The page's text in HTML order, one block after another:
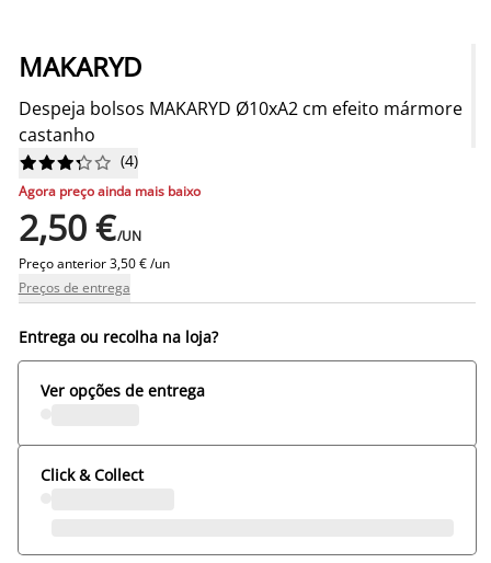
MAKARYD
Despeja bolsos MAKARYD Ø10xA2 cm efeito mármore
castanho





 (4)
Agora preço ainda mais baixo
2,50 €/UN
Preço anterior3,50 € /un
Preços de entrega
Entrega ou recolha na loja?
Ver opções de entrega
Click & Collect